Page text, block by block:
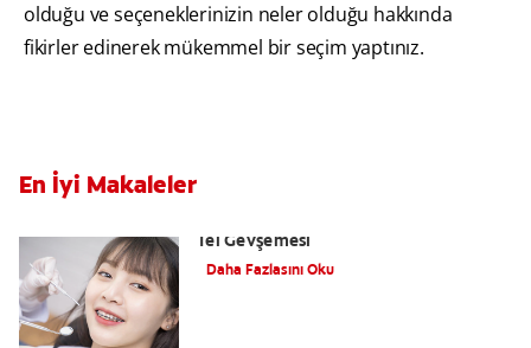
olduğu ve seçeneklerinizin neler olduğu hakkında
fikirler edinerek mükemmel bir seçim yaptınız.
En İyi Makaleler
Tel Gevşemesi
Daha Fazlasını Oku